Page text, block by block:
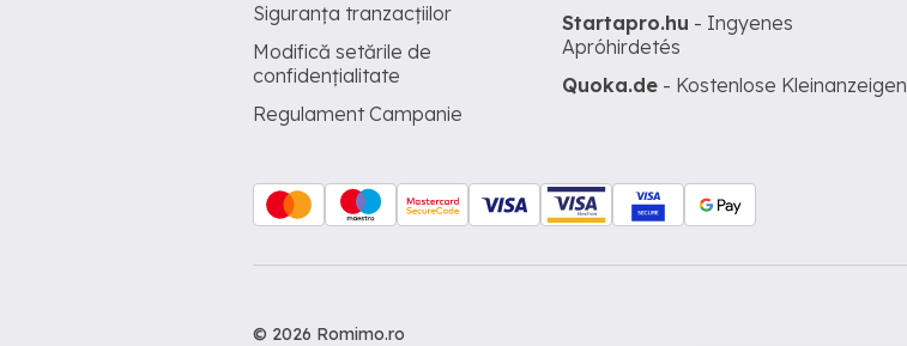
Siguranța tranzacțiilor
Modifică setările de
confidențialitate
Regulament Campanie
Startapro.hu - Ingyenes
Apróhirdetés
Quoka.de - Kostenlose Kleinanzeigen
© 2026 Romimo.ro